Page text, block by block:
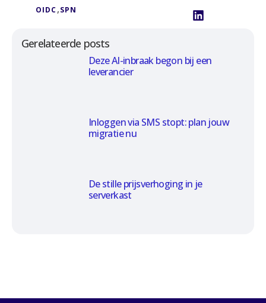
Gerelateerde posts
Deze AI-inbraak begon bij een
leverancier
Inloggen via SMS stopt: plan jouw
migratie nu
De stille prijsverhoging in je
serverkast
OIDC,SPN